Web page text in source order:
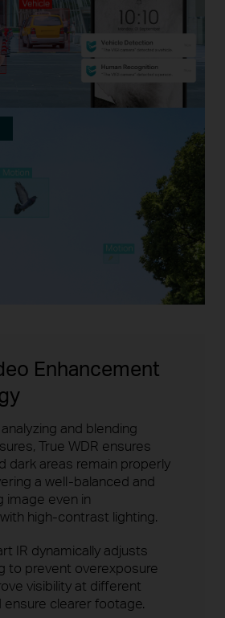
Enhancement
and blending
True WDR ensures
dark areas remain properly
a well-balanced and
image even in
high-contrast lighting.
IR dynamically adjusts
to prevent overexposure
visibility at different
ensure clearer footage.